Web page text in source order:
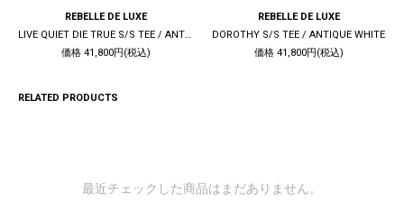
REBELLE DE LUXE
LIVE QUIET DIE TRUE S/S TEE / ANTIQUE WHITE
価格 41,800円(税込)
REBELLE DE LUXE
DOROTHY S/S TEE / ANTIQUE WHITE
価格 41,800円(税込)
RELATED PRODUCTS
最近チェックした商品はまだありません。